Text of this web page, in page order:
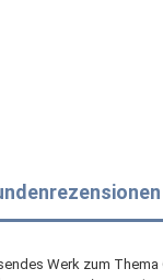
Werk zum